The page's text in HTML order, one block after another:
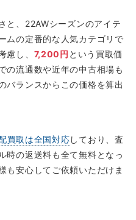
と、22AWシーズンのアイテ
ムの定番的な人気カテゴリで
慮し、 7,200円 という買取価
の流通数や近年の中古相場も
バランスからこの価格を算出
買取は全国対応しており、査
時の返送料も全て無料となっ
も安心してご依頼いただけま